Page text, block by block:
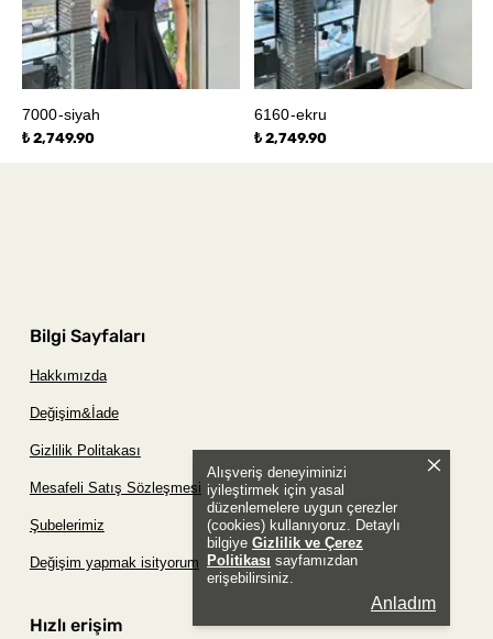
Alışveriş deneyiminizi
iyileştirmek için yasal
düzenlemelere uygun çerezler
(cookies) kullanıyoruz. Detaylı
bilgiye Gizlilik ve Çerez
Politikası sayfamızdan
erişebilirsiniz.
Anladım
7000-siyah
₺ 2,749.90
6160-ekru
₺ 2,749.90
Bilgi Sayfaları
Hakkımızda
Değişim&İade
Gizlilik Politakası
Mesafeli Satış Sözleşmesi
Şubelerimiz
Değişim yapmak isityorum
Hızlı erişim